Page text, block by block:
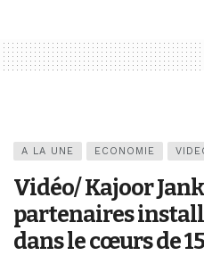
A LA UNE ECONOMIE
Vidéo/ Kajoor
partenaires
dans le cœurs de